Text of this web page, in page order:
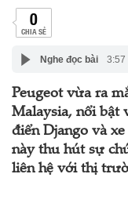
0
CHIA SẺ
Nghe đọc bài 3:57
Peugeot vừa ra
Malaysia, nổi bật
điển Django và
này thu hút sự
liên hệ với thị